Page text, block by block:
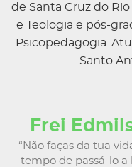
de Santa Cruz do
e Teologia e pós-
Psicopedagogia.
Santo
Frei
“Não faças da tua
tempo de passá-lo a